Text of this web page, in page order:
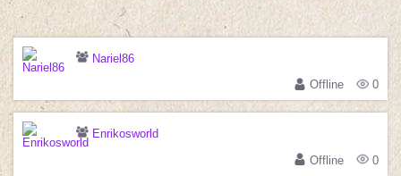
Nariel86
Offline
0
Enrikosworld
Offline
0